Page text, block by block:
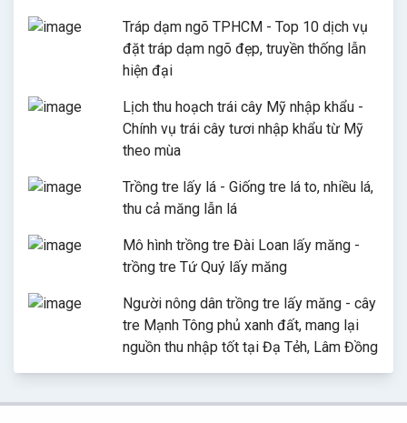
Tráp dạm ngõ TPHCM - Top 10 dịch vụ
đặt tráp dạm ngõ đẹp, truyền thống lẫn
hiện đại
Lịch thu hoạch trái cây Mỹ nhập khẩu -
Chính vụ trái cây tươi nhập khẩu từ Mỹ
theo mùa
Trồng tre lấy lá - Giống tre lá to, nhiều lá,
thu cả măng lẫn lá
Mô hình trồng tre Đài Loan lấy măng -
trồng tre Tứ Quý lấy măng
Người nông dân trồng tre lấy măng - cây
tre Mạnh Tông phủ xanh đất, mang lại
nguồn thu nhập tốt tại Đạ Tẻh, Lâm Đồng